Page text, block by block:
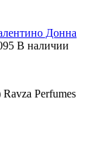
Донна
В наличии
Perfumes